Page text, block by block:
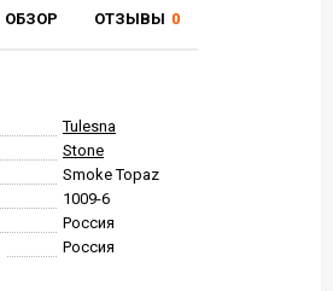
ОБЗОР ОТЗЫВЫ 0
Tulesna
Stone
Smoke Topaz
1009-6
Россия
Россия